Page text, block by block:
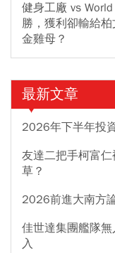
健身工廠 vs
勝，獲利卻輸給
金雞母？
最新文章
2026年下半年投
友達二把手柯富
草？
2026前進大南方
佳世達集團艦隊
入